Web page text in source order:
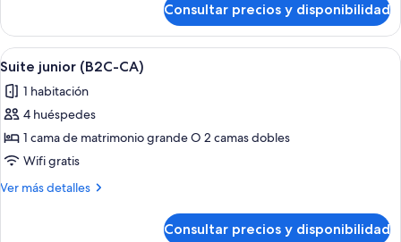
|
B2C-
CA)
junior
(Tropical
View
B2C-
CA)
Consultar precios y disponibilidad
Abrir
todas
las
fotos
de
Suite
junior
Habitación de hotel con una cama
4
Suite junior (B2C-CA)
1 habitación
4 huéspedes
1 cama de matrimonio grande O 2 camas dobles
Wifi gratis
Ver más detalles
Más
Consultar precios y disponibilidad